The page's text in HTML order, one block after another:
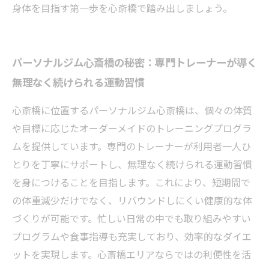
身体を目指す第一歩を心斎橋で踏み出しましょう。
パーソナルジム心斎橋の秘密：専門トレーナーが導く
無理なく続けられる運動習慣
心斎橋に位置するパーソナルジム心斎橋は、個々の体質
や目標に応じたオーダーメイドのトレーニングプログラ
ムを提供しています。専門のトレーナーが利用者一人ひ
とりを丁寧にサポートし、無理なく続けられる運動習慣
を身につけることを目指します。これにより、短期間で
の体重減少だけでなく、リバウンドしにくい健康的な体
づくりが可能です。忙しい日常の中でも取り組みやすい
プログラムや食事指導も充実しており、効率的なダイエ
ットを実現します。心斎橋エリアならではの利便性を活